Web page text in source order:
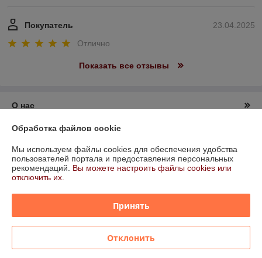
23.04.2025
Покупатель
Отлично
Показать все отзывы
О нас
Контакты
Доставка и оплата
Полная версия сайта
Политика обработки cookies
Обработка файлов cookie
Мы используем файлы cookies для обеспечения удобства
пользователей портала и предоставления персональных
рекомендаций. Вы можете настроить файлы cookies или
отключить их.
Принять
Отклонить